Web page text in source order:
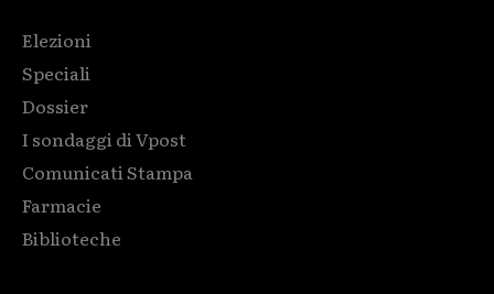
Elezioni
Speciali
Dossier
I sondaggi di Vpost
Comunicati Stampa
Farmacie
Biblioteche